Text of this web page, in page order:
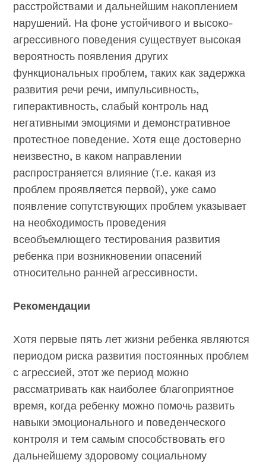
расстройствами и дальнейшим накоплением
нарушений. На фоне устойчивого и высоко-
агрессивного поведения существует высокая
вероятность появления других
функциональных проблем, таких как задержка
развития речи речи, импульсивность,
гиперактивность, слабый контроль над
негативными эмоциями и демонстративное
протестное поведение. Хотя еще достоверно
неизвестно, в каком направлении
распространяется влияние (т.е. какая из
проблем проявляется первой), уже само
появление сопутствующих проблем указывает
на необходимость проведения
всеобъемлющего тестирования развития
ребенка при возникновении опасений
относительно ранней агрессивности.
Рекомендации
Хотя первые пять лет жизни ребенка являются
периодом риска развития постоянных проблем
с агрессией, этот же период можно
рассматривать как наиболее благоприятное
время, когда ребенку можно помочь развить
навыки эмоционального и поведенческого
контроля и тем самым способствовать его
дальнейшему здоровому социальному